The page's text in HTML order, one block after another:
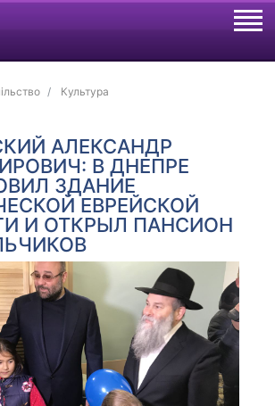
Культура
АЛЕКСАНДР
В ДНЕПРЕ
ЗДАНИЕ
ЕВРЕЙСКОЙ
И ОТКРЫЛ ПАНСИОН